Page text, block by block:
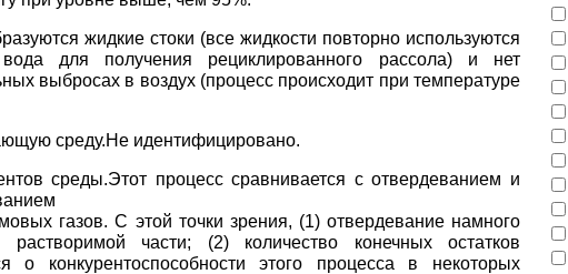
жидкие стоки (все жидкости повторно используются
вода для получения рециклированного рассола) и нет
выбросах в воздух (процесс происходит при температуре
среду.Не идентифицировано.
среды.Этот процесс сравнивается с отвердеванием и
газов. С этой точки зрения, (1) отвердевание намного
растворимой части; (2) количество конечных остатков
о конкурентоспособности этого процесса в некоторых